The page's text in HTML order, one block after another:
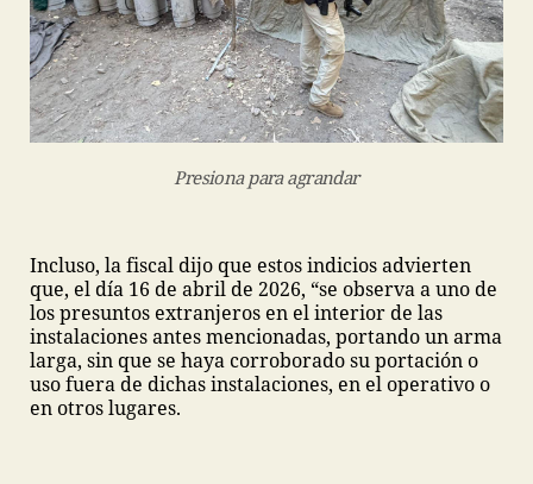
Presiona para agrandar
Incluso, la fiscal dijo que estos indicios advierten
que, el día 16 de abril de 2026, “se observa a uno de
los presuntos extranjeros en el interior de las
instalaciones antes mencionadas, portando un arma
larga, sin que se haya corroborado su portación o
uso fuera de dichas instalaciones, en el operativo o
en otros lugares.